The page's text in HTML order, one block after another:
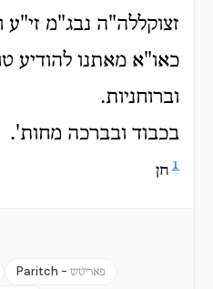
זצוקללה"ה נבג"מ
כאו"א מאתנו להודיע
וברוחניות.
בכבוד ובברכה מחות'.
1 חן
Paritch - פאריטש